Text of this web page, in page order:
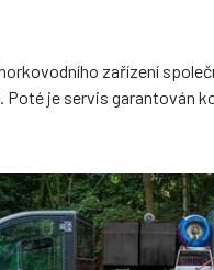
zařízení
Poté je servis garantován